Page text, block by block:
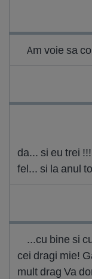
Am voie sa
da... si eu trei
fel... si la anul
...cu bine si
cei dragi mie!
mult drag Va